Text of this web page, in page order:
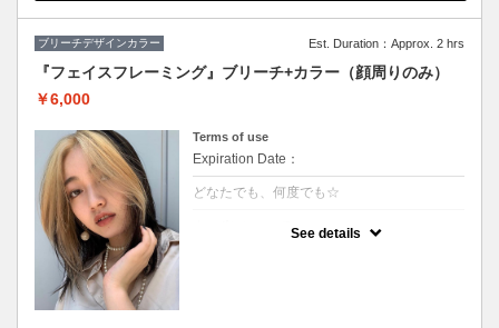
ブリーチデザインカラー Est. Duration：Approx. 2 hrs
『フェイスフレーミング』ブリーチ+カラー（顔周りのみ）
￥6,000
Terms of use
Expiration Date：
どなたでも、何度でも☆
See details